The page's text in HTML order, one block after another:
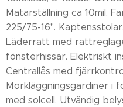
Mätarställning ca 10mil.
225/75-16".
Läderratt med
fönsterhissar. Elektriskt
Centrallås med
Mörkläggningsgardiner i
med solcell. Utvändig